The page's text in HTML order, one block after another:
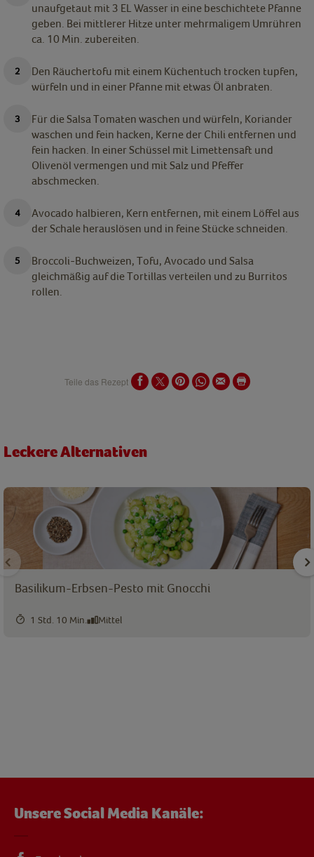
unaufgetaut mit 3 EL Wasser in eine beschichtete Pfanne
geben. Bei mittlerer Hitze unter mehrmaligem Umrühren
ca. 10 Min. zubereiten.
Den Räuchertofu mit einem Küchentuch trocken tupfen,
würfeln und in einer Pfanne mit etwas Öl anbraten.
Für die Salsa Tomaten waschen und würfeln, Koriander
waschen und fein hacken, Kerne der Chili entfernen und
fein hacken. In einer Schüssel mit Limettensaft und
Olivenöl vermengen und mit Salz und Pfeffer
abschmecken.
Avocado halbieren, Kern entfernen, mit einem Löffel aus
der Schale herauslösen und in feine Stücke schneiden.
Broccoli-Buchweizen, Tofu, Avocado und Salsa
gleichmäßig auf die Tortillas verteilen und zu Burritos
rollen.
Teile das Rezept
Leckere Alternativen
Basilikum-Erbsen-Pesto mit Gnocchi
1 Std. 10 Min. Mittel
Unsere Social Media Kanäle: